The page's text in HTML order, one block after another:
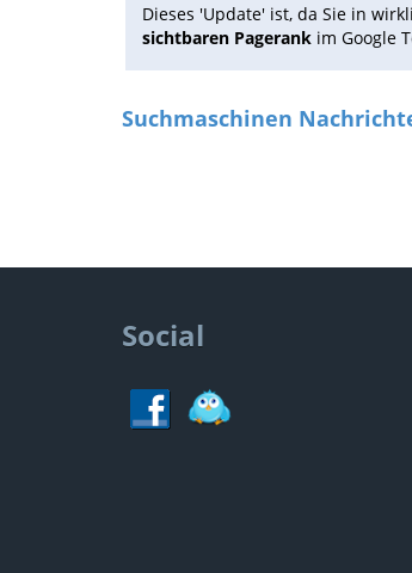
Dieses 'Update' ist, da Sie in
sichtbaren Pagerank im Google
Suchmaschinen
Social